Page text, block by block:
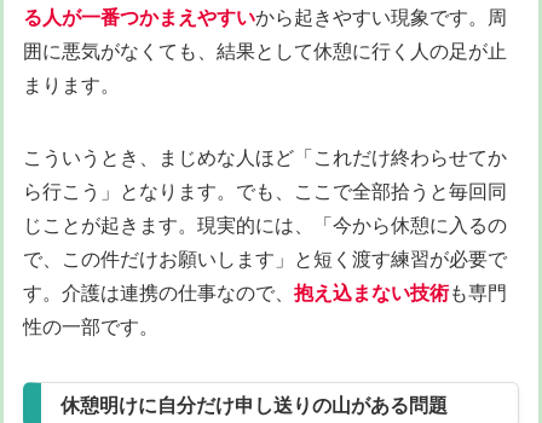
る人が一番つかまえやすいから起きやすい現象です。周
囲に悪気がなくても、結果として休憩に行く人の足が止
まります。
こういうとき、まじめな人ほど「これだけ終わらせてか
ら行こう」となります。でも、ここで全部拾うと毎回同
じことが起きます。現実的には、「今から休憩に入るの
で、この件だけお願いします」と短く渡す練習が必要で
す。介護は連携の仕事なので、 抱え込まない技術も専門
性の一部です。
休憩明けに自分だけ申し送りの山がある問題